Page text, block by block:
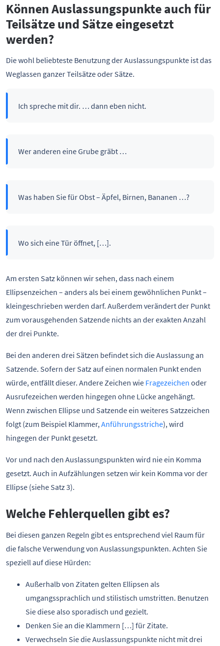
Können Auslassungspunkte auch für
Teilsätze und Sätze eingesetzt
werden?
Die wohl beliebteste Benutzung der Auslassungspunkte ist das
Weglassen ganzer Teilsätze oder Sätze.
Ich spreche mit dir. … dann eben nicht.
Wer anderen eine Grube gräbt …
Was haben Sie für Obst – Äpfel, Birnen, Bananen …?
Wo sich eine Tür öffnet, […].
Am ersten Satz können wir sehen, dass nach einem
Ellipsenzeichen – anders als bei einem gewöhnlichen Punkt –
kleingeschrieben werden darf. Außerdem verändert der Punkt
zum vorausgehenden Satzende nichts an der exakten Anzahl
der drei Punkte.
Bei den anderen drei Sätzen befindet sich die Auslassung an
Satzende. Sofern der Satz auf einen normalen Punkt enden
würde, entfällt dieser. Andere Zeichen wie Fragezeichen oder
Ausrufezeichen werden hingegen ohne Lücke angehängt.
Wenn zwischen Ellipse und Satzende ein weiteres Satzzeichen
folgt (zum Beispiel Klammer, Anführungsstriche), wird
hingegen der Punkt gesetzt.
Vor und nach den Auslassungspunkten wird nie ein Komma
gesetzt. Auch in Aufzählungen setzen wir kein Komma vor der
Ellipse (siehe Satz 3).
Welche Fehlerquellen gibt es?
Bei diesen ganzen Regeln gibt es entsprechend viel Raum für
die falsche Verwendung von Auslassungspunkten. Achten Sie
speziell auf diese Hürden:
Außerhalb von Zitaten gelten Ellipsen als
umgangssprachlich und stilistisch umstritten. Benutzen
Sie diese also sporadisch und gezielt.
Denken Sie an die Klammern […] für Zitate.
Verwechseln Sie die Auslassungspunkte nicht mit drei